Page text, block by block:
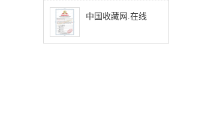
中国收藏网.在线